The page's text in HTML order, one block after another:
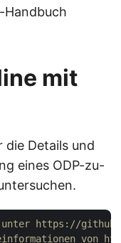
-Handbuch
mit
Details und
eines ODP-zu-
https://
von